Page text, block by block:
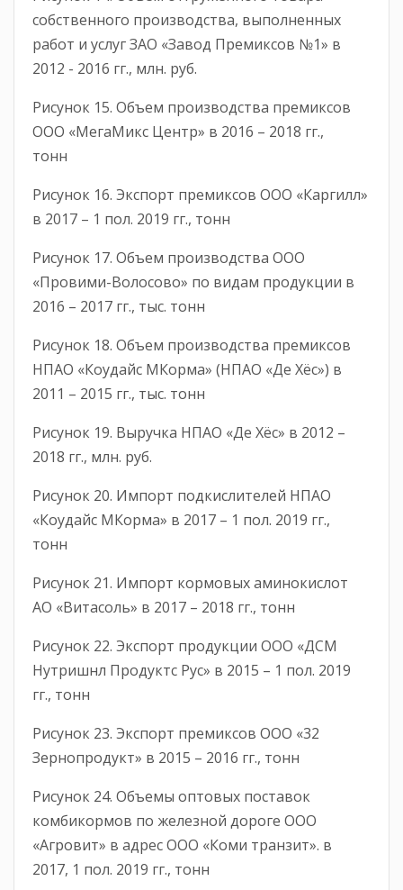
собственного производства, выполненных
работ и услуг ЗАО «Завод Премиксов №1» в
2012 - 2016 гг., млн. руб.
Рисунок 15. Объем производства премиксов
ООО «МегаМикс Центр» в 2016 – 2018 гг.,
тонн
Рисунок 16. Экспорт премиксов ООО «Каргилл»
в 2017 – 1 пол. 2019 гг., тонн
Рисунок 17. Объем производства ООО
«Провими-Волосово» по видам продукции в
2016 – 2017 гг., тыс. тонн
Рисунок 18. Объем производства премиксов
НПАО «Коудайс МКорма» (НПАО «Де Хёс») в
2011 – 2015 гг., тыс. тонн
Рисунок 19. Выручка НПАО «Де Хёс» в 2012 –
2018 гг., млн. руб.
Рисунок 20. Импорт подкислителей НПАО
«Коудайс МКорма» в 2017 – 1 пол. 2019 гг.,
тонн
Рисунок 21. Импорт кормовых аминокислот
АО «Витасоль» в 2017 – 2018 гг., тонн
Рисунок 22. Экспорт продукции ООО «ДСМ
Нутришнл Продуктс Рус» в 2015 – 1 пол. 2019
гг., тонн
Рисунок 23. Экспорт премиксов ООО «32
Зернопродукт» в 2015 – 2016 гг., тонн
Рисунок 24. Объемы оптовых поставок
комбикормов по железной дороге ООО
«Агровит» в адрес ООО «Коми транзит». в
2017, 1 пол. 2019 гг., тонн